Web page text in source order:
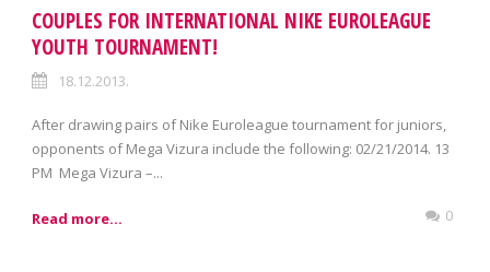
COUPLES FOR INTERNATIONAL NIKE EUROLEAGUE
YOUTH TOURNAMENT!
18.12.2013.
After drawing pairs of Nike Euroleague tournament for juniors,
opponents of Mega Vizura include the following: 02/21/2014. 13
PM Mega Vizura –...
Read more... 0